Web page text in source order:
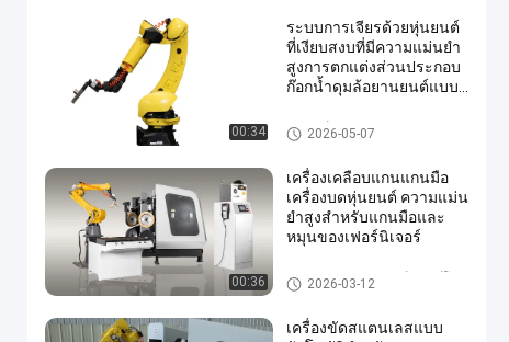
00:34
ระบบการเจียรด้วยหุ่นยนต์
ที่เงียบสงบที่มีความแม่นยำ
สูงการตกแต่งส่วนประกอบ
ก๊อกน้ำดุมล้อยานยนต์แบบ
อุปกรณ์ Hardware ของนักก่อสร้
าง
2026-05-07
00:36
เครื่องเคลือบแกนแกนมือ
เครื่องบดหุ่นยนต์ ความแม่น
ยําสูงสําหรับแกนมือและ
หมุนของเฟอร์นิเจอร์
ส่วนประกอบของเฟอร์นิเจอร์โลห
ะ
2026-03-12
เครื่องขัดสแตนเลสแบบ